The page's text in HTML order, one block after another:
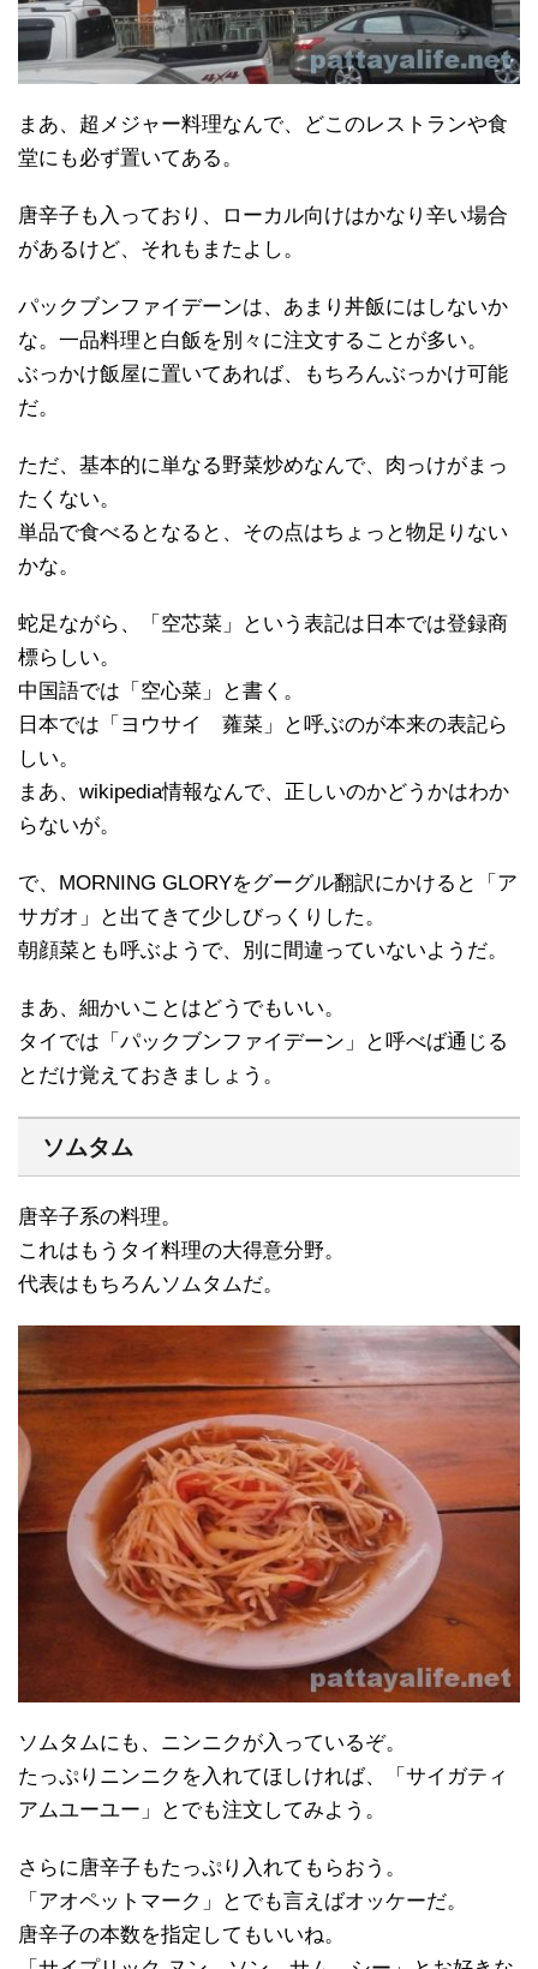
まあ、超メジャー料理なんで、どこのレストランや食
堂にも必ず置いてある。
唐辛子も入っており、ローカル向けはかなり辛い場合
があるけど、それもまたよし。
パックブンファイデーンは、あまり丼飯にはしないか
な。一品料理と白飯を別々に注文することが多い。
ぶっかけ飯屋に置いてあれば、もちろんぶっかけ可能
だ。
ただ、基本的に単なる野菜炒めなんで、肉っけがまっ
たくない。
単品で食べるとなると、その点はちょっと物足りない
かな。
蛇足ながら、「空芯菜」という表記は日本では登録商
標らしい。
中国語では「空心菜」と書く。
日本では「ヨウサイ 蕹菜」と呼ぶのが本来の表記ら
しい。
まあ、wikipedia情報なんで、正しいのかどうかはわか
らないが。
で、MORNING GLORYをグーグル翻訳にかけると「ア
サガオ」と出てきて少しびっくりした。
朝顔菜とも呼ぶようで、別に間違っていないようだ。
まあ、細かいことはどうでもいい。
タイでは「パックブンファイデーン」と呼べば通じる
とだけ覚えておきましょう。
ソムタム
唐辛子系の料理。
これはもうタイ料理の大得意分野。
代表はもちろんソムタムだ。
ソムタムにも、ニンニクが入っているぞ。
たっぷりニンニクを入れてほしければ、「サイガティ
アムユーユー」とでも注文してみよう。
さらに唐辛子もたっぷり入れてもらおう。
「アオペットマーク」とでも言えばオッケーだ。
唐辛子の本数を指定してもいいね。